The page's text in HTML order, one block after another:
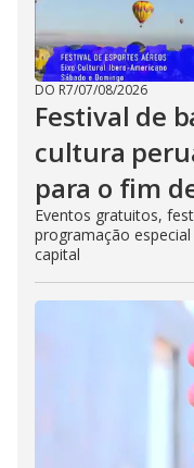
DO R7/07/08/2026
Festival de
cultura
para o fim
Eventos gratuitos,
programação
capital